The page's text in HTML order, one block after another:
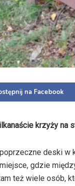
na Facebook
krzyży na
deski w
miejsce, gdzie
też wiele osób,